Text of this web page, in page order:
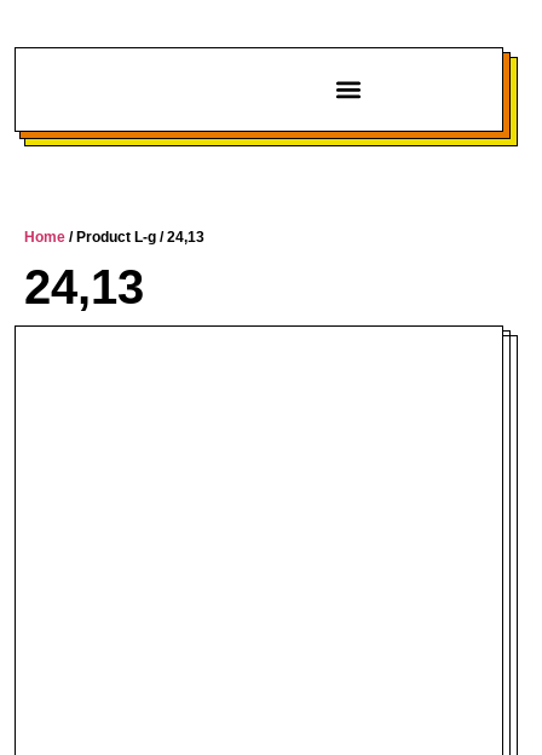
Home / Product L-g / 24,13
24,13